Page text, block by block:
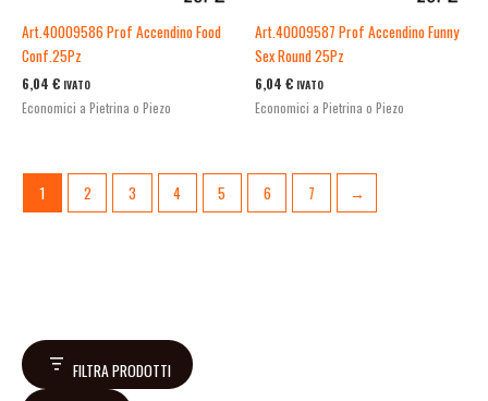
FILTRA PRODOTTI
Art.40009586 Prof Accendino Food
Conf.25Pz
6,04 € IVATO
Economici a Pietrina o Piezo
Art.40009587 Prof Accendino Funny
Sex Round 25Pz
6,04 € IVATO
Economici a Pietrina o Piezo
1 2 3 4 5 6 7 →